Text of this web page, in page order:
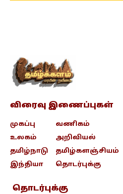
விரைவு இணைப்புகள்
முகப்பு
உலகம்
தமிழ்நாடு
இந்தியா
வணிகம்
அறிவியல்
தமிழ்களஞ்சியம்
தொடர்புக்கு
தொடர்புக்கு